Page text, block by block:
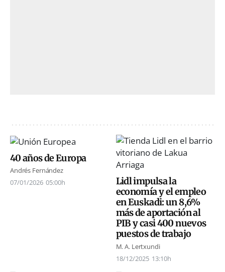
40 años de Europa
Andrés Fernández
07/01/2026 05:00h
Lidl impulsa la
economía y el empleo
en Euskadi: un 8,6%
más de aportación al
PIB y casi 400 nuevos
puestos de trabajo
M. A. Lertxundi
18/12/2025 13:10h